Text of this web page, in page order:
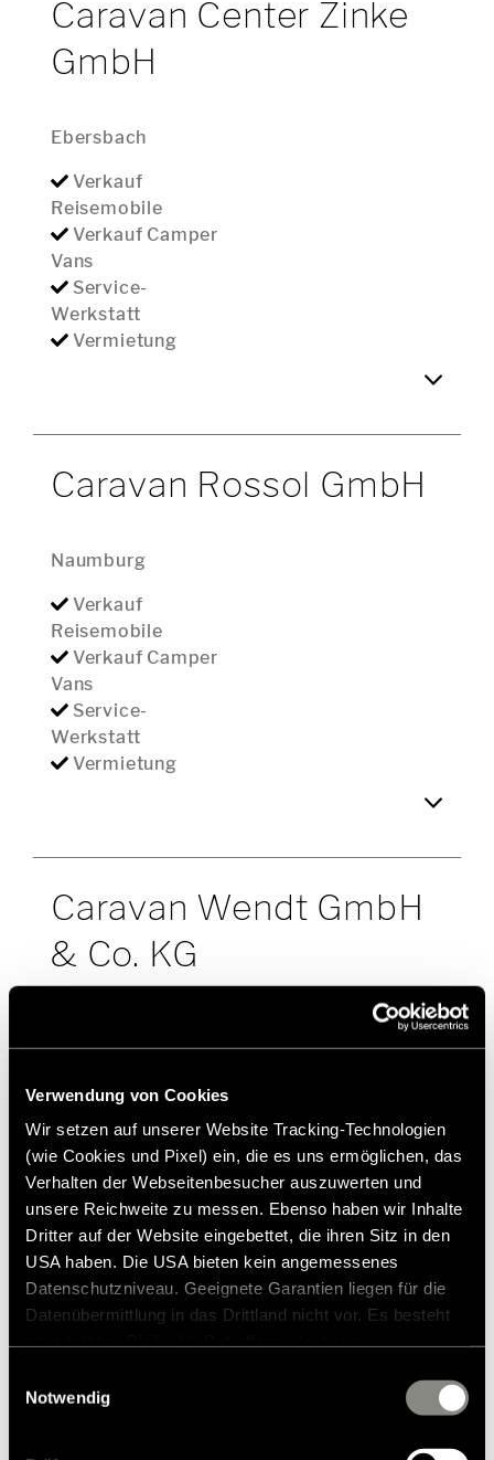
Verwendung von Cookies
Wir setzen auf unserer Website Tracking-Technologien
(wie Cookies und Pixel) ein, die es uns ermöglichen, das
Verhalten der Webseitenbesucher auszuwerten und
unsere Reichweite zu messen. Ebenso haben wir Inhalte
Dritter auf der Website eingebettet, die ihren Sitz in den
USA haben. Die USA bieten kein angemessenes
Datenschutzniveau. Geeignete Garantien liegen für die
Datenübermittlung in das Drittland nicht vor. Es besteht
zustehen. Eingesetzte Dienstleister können Daten für
zusammenführen. Weitere Informationen finden Sie in
Notwendig